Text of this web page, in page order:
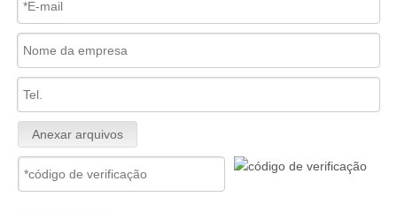
Anexar arquivos